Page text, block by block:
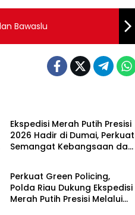
Bawaslu
Ekspedisi Merah Putih Presisi
2026 Hadir di Dumai, Perkuat
Semangat Kebangsaan dan
Berita
Perkuat Green Policing,
Polda Riau Dukung Ekspedisi
Merah Putih Presisi Melalui